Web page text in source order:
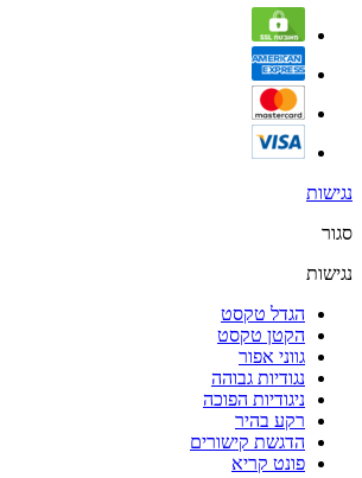
נגישות
סגור
נגישות
הגדל טקסט
הקטן טקסט
גווני אפור
נגודיות גבוהה
ניגודיות הפוכה
רקע בהיר
הדגשת קישורים
פונט קריא